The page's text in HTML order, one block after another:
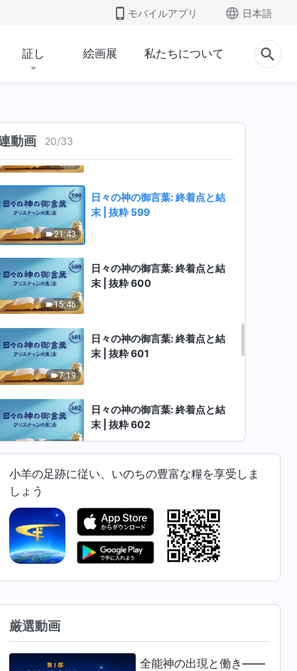
モバイルアプリ 日本語
証し 絵画展 私たちについて
動画 20/33
日々の神の御言葉: 終着点と結
9:41
日々の神の御言葉: 終着点と結
21:43
日々の神の御言葉: 終着点と結
末 | 抜粋 599
15:46
日々の神の御言葉: 終着点と結
末 | 抜粋 600
7:19
日々の神の御言葉: 終着点と結
末 | 抜粋 601
日々の神の御言葉: 終着点と結
末 | 抜粋 602
5:51
日々の神の御言葉: 終着点と結
日々の神の御言葉: 終着点と結
末 | 抜粋 604
8:54
小羊の足跡に従い、いのちの豊富な糧を享受しま
しょう
厳選動画
全能神の出現と働き——